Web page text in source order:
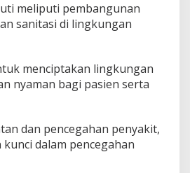
meliputi pembangunan
sanitasi di lingkungan
menciptakan lingkungan
nyaman bagi pasien serta
dan pencegahan penyakit,
dalam pencegahan